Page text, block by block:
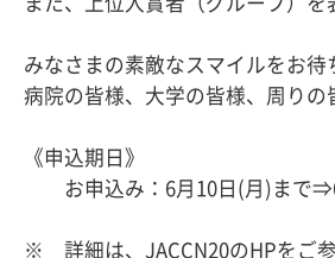
みなさまの素敵なスマイルをお待
病院の皆様、大学の皆様、周り
《申込期日》
お申込み：6月10日(月)まで